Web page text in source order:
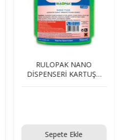
RULOPAK NANO
DİSPENSERİ KARTUŞU
Sepete Ekle